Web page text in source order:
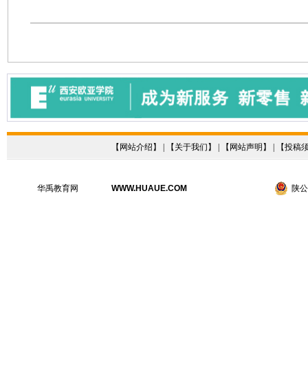
【 网站介绍 】 | 【 关于我们 】 | 【 网站声明 】 | 【投稿
华禹教育网 WWW.HUAUE.COM 陕